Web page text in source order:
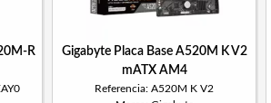
R
Gigabyte Placa Base A520M K V2
mATX AM4
Referencia: A520M K V2